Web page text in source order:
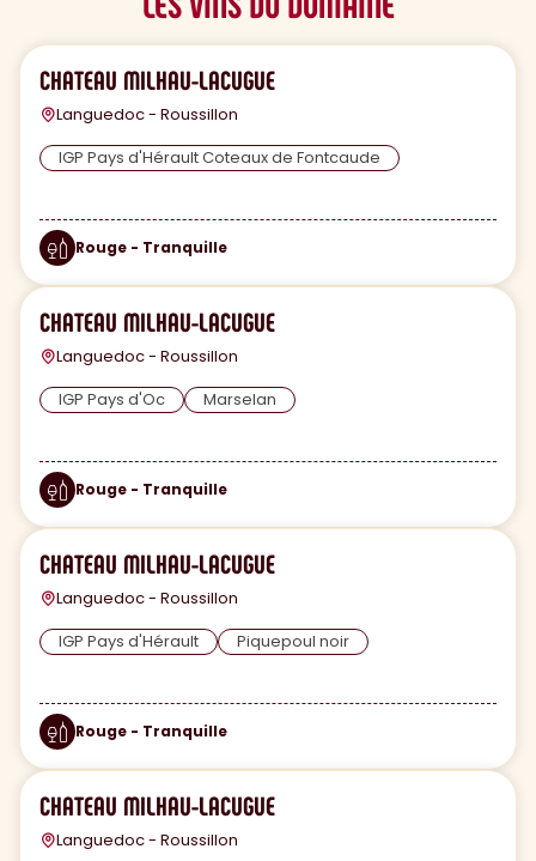
CHATEAU MILHAU-LACUGUE
Languedoc - Roussillon
IGP Pays d'Hérault Coteaux de Fontcaude
Rouge - Tranquille
CHATEAU MILHAU-LACUGUE
Languedoc - Roussillon
IGP Pays d'Oc
Marselan
Rouge - Tranquille
CHATEAU MILHAU-LACUGUE
Languedoc - Roussillon
IGP Pays d'Hérault
Piquepoul noir
Rouge - Tranquille
CHATEAU MILHAU-LACUGUE
Languedoc - Roussillon